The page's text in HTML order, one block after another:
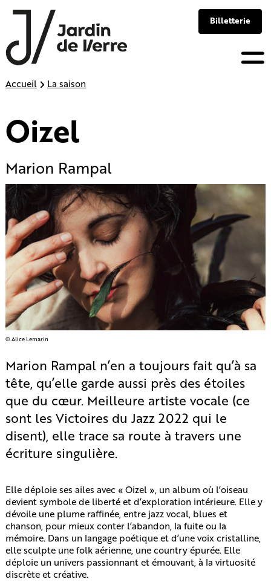
Billetterie
Skip
Accueil La saison
Oizel
Marion Rampal
Marion Rampal n’en a toujours fait qu’à sa
tête, qu’elle garde aussi près des étoiles
que du cœur. Meilleure artiste vocale (ce
sont les Victoires du Jazz 2022 qui le
disent), elle trace sa route à travers une
écriture singulière.
Elle déploie ses ailes avec « Oizel », un album où l’oiseau
devient symbole de liberté et d’exploration intérieure. Elle y
dévoile une plume raffinée, entre jazz vocal, blues et
chanson, pour mieux conter l’abandon, la fuite ou la
mémoire. Dans un langage poétique et d’une voix cristalline,
elle sculpte une folk aérienne, une country épurée. Elle
déploie un univers passionnant et émouvant, à la virtuosité
discrète et créative.
© Alice Lemarin